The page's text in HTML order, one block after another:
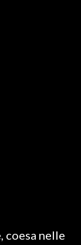
coesa nelle